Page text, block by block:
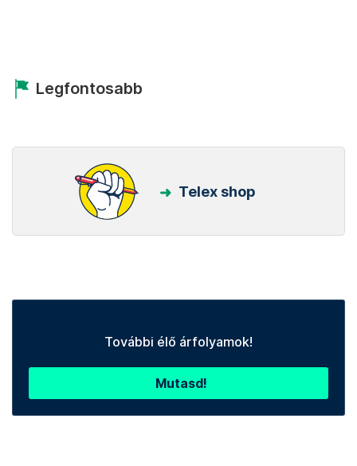
Legfontosabb
Telex shop
További élő árfolyamok!
Mutasd!